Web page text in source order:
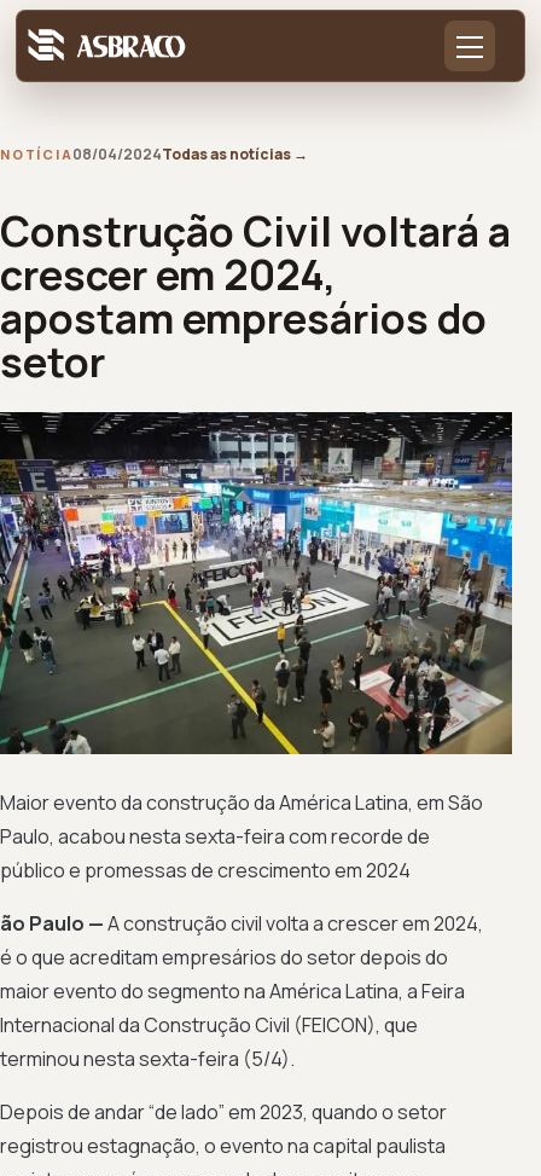
NOTÍCIA08/04/2024Todas as notícias →
Construção Civil voltará a
crescer em 2024,
apostam empresários do
setor
Maior evento da construção da América Latina, em São
Paulo, acabou nesta sexta-feira com recorde de
público e promessas de crescimento em 2024
ão Paulo —A construção civil volta a crescer em 2024,
é o que acreditam empresários do setor depois do
maior evento do segmento na América Latina, a Feira
Internacional da Construção Civil (FEICON), que
terminou nesta sexta-feira (5/4).
Depois de andar “de lado” em 2023, quando o setor
registrou estagnação, o evento na capital paulista